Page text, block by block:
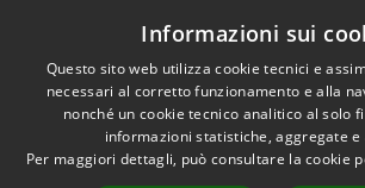
Accessibilità
Privacy
Informazioni sui
Questo sito web utilizza cookie tecnici e
necessari al corretto funzionamento e alla
nonché un cookie tecnico analitico al solo
informazioni statistiche, aggregate e
Per maggiori dettagli, può consultare la cookie